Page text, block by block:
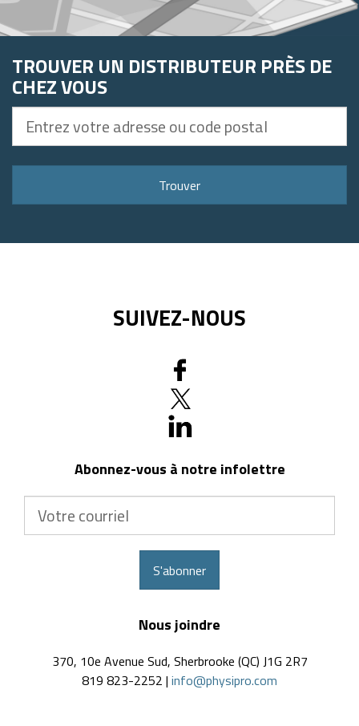
TROUVER UN DISTRIBUTEUR PRÈS DE
CHEZ VOUS
votre
Trouver
SUIVEZ-NOUS
Abonnez-vous à notre infolettre
S'abonner
Nous joindre
370, 10e Avenue Sud, Sherbrooke (QC) J1G 2R7
819 823-2252 | info@physipro.com